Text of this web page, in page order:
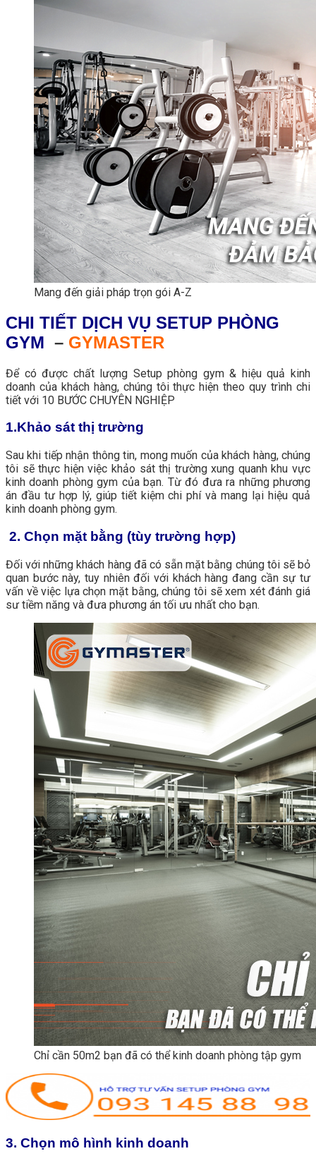
Mang đến giải pháp trọn gói A-Z
CHI TIẾT DỊCH VỤ SETUP PHÒNG
GYM – GYMASTER
Để có được chất lượng Setup phòng gym & hiệu quả kinh
doanh của khách hàng, chúng tôi thực hiện theo quy trình chi
tiết với 10 BƯỚC CHUYÊN NGHIỆP
1.Khảo sát thị trường
Sau khi tiếp nhận thông tin, mong muốn của khách hàng, chúng
tôi sẽ thực hiện việc khảo sát thị trường xung quanh khu vực
kinh doanh phòng gym của bạn. Từ đó đưa ra những phương
án đầu tư hợp lý, giúp tiết kiệm chi phí và mang lại hiệu quả
kinh doanh phòng gym.
2. Chọn mặt bằng (tùy trường hợp)
Đối với những khách hàng đã có sẵn mặt bằng chúng tôi sẽ bỏ
quan bước này, tuy nhiên đối với khách hàng đang cần sự tư
vấn về việc lựa chọn mặt bằng, chúng tôi sẽ xem xét đánh giá
sư tiềm năng và đưa phương án tối ưu nhất cho bạn.
Chỉ cần 50m2 bạn đã có thể kinh doanh phòng tập gym
3. Chọn mô hình kinh doanh